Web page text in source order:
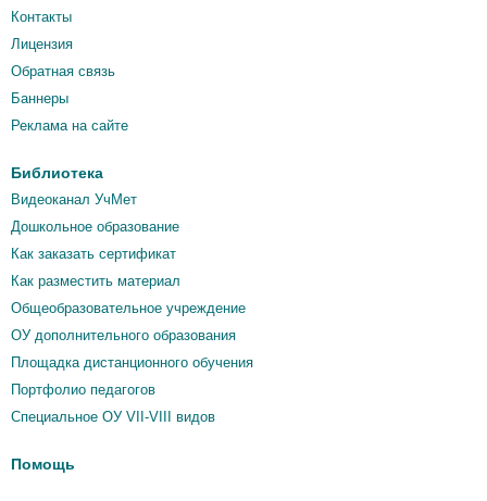
Контакты
Лицензия
Обратная связь
Баннеры
Реклама на сайте
Библиотека
Видеоканал УчМет
Дошкольное образование
Как заказать сертификат
Как разместить материал
Общеобразовательное учреждение
ОУ дополнительного образования
Площадка дистанционного обучения
Портфолио педагогов
Специальное ОУ VII-VIII видов
Помощь